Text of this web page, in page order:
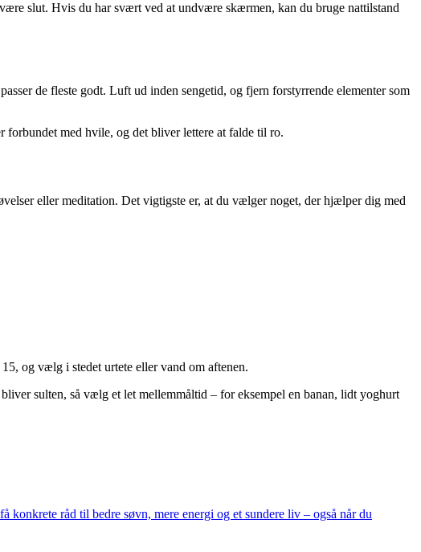
slut. Hvis du har svært ved at undvære skærmen, kan du bruge nattilstand
de fleste godt. Luft ud inden sengetid, og fjern forstyrrende elementer som
forbundet med hvile, og det bliver lettere at falde til ro.
eller meditation. Det vigtigste er, at du vælger noget, der hjælper dig med
og vælg i stedet urtete eller vand om aftenen.
sulten, så vælg et let mellemmåltid – for eksempel en banan, lidt yoghurt
råd til bedre søvn, mere energi og et sundere liv – også når du